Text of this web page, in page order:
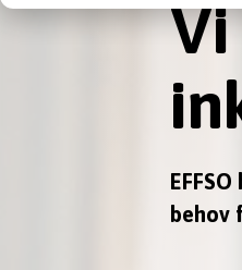
behov